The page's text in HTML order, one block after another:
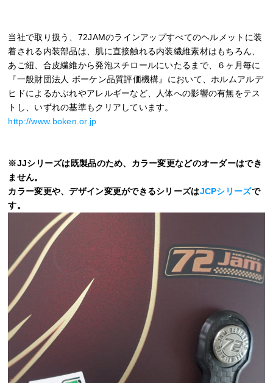
当社で取り扱う、72JAMのラインアップすべてのヘルメットに装
着される内装部品は、肌に直接触れる内装繊維素材はもちろん、
あご紐、合皮繊維から発泡スチロールにいたるまで、６ヶ月毎に
『一般財団法人 ボーケン品質評価機構』において、ホルムアルデ
ヒドによるかぶれやアレルギーなど、人体への影響の有無をテス
トし、いずれの基準もクリアしています。
http://www.boken.or.jp
※JJシリーズは既製品のため、カラー変更などのオーダーはでき
ません。
カラー変更や、デザイン変更ができるシリーズはJCPシリーズで
す。